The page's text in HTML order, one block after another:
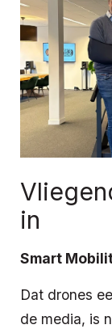
in
Smart
Dat drones
de media, is